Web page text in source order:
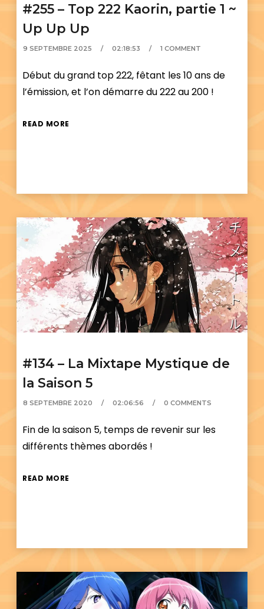
#255 – Top 222 Kaorin, partie 1 ~
Up Up Up
9 SEPTEMBRE 2025 02:18:53 1 COMMENT
Début du grand top 222, fêtant les 10 ans de
l’émission, et l’on démarre du 222 au 200 !
READ MORE
#134 – La Mixtape Mystique de
la Saison 5
8 SEPTEMBRE 2020 02:06:56 0 COMMENTS
Fin de la saison 5, temps de revenir sur les
différents thèmes abordés !
READ MORE